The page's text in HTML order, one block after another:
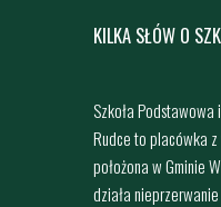
KILKA SŁÓW O
Szkoła
Rudce to placówka
położona w Gminie
działa